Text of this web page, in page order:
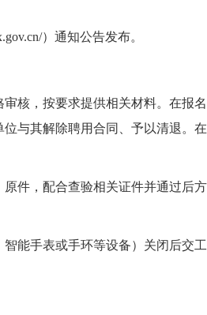
）通知公告发布。
，按要求提供相关材料。在报名
与其解除聘用合同、予以清退。
件，配合查验相关证件并通过后方
能手表或手环等设备）关闭后交